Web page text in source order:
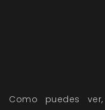
Como puedes